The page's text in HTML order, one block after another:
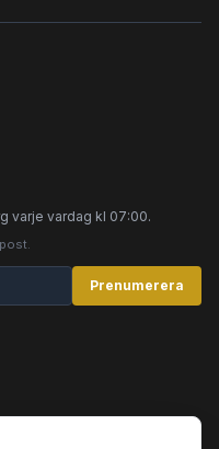
varje vardag kl 07:00.
Prenumerera